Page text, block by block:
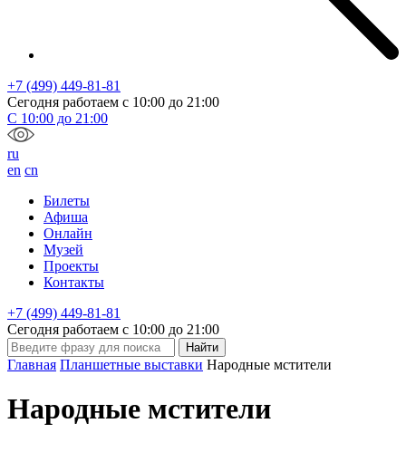
+7 (499) 449-81-81
Сегодня работаем с 10:00 до 21:00
С 10:00 до 21:00
ru
en cn
Билеты
Афиша
Онлайн
Музей
Проекты
Контакты
+7 (499) 449-81-81
Сегодня работаем с 10:00 до 21:00
Главная Планшетные выставки Народные мстители
Народные мстители